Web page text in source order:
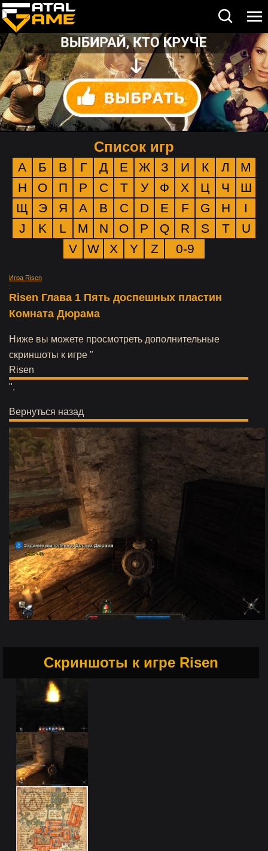
Список игр
А Б В Г Д Е Ж З И К Л
М
Н
О П Р С Т У Ф Х Ц Ч
Ш
Щ
Э Я A B C D E F G H
I
J
K L M N O P Q R S T
U
V
W X Y Z 0-9
Игра Risen
:
Risen Глава 1 Пять доспешных пластин
Комната Дюрама
Ниже вы можете просмотреть дополнительные
скриншоты к игре "
Risen
".
Вернуться назад
Скриншоты к игре Risen